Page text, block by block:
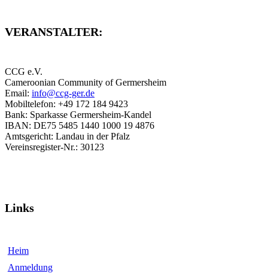
VERANSTALTER:
CCG e.V.
Cameroonian Community of Germersheim
Email: info@ccg-ger.de
Mobiltelefon: +49 172 184 9423
Bank: Sparkasse Germersheim-Kandel
IBAN: DE75 5485 1440 1000 19 4876
Amtsgericht: Landau in der Pfalz
Vereinsregister-Nr.: 30123
Links
Heim
Anmeldung